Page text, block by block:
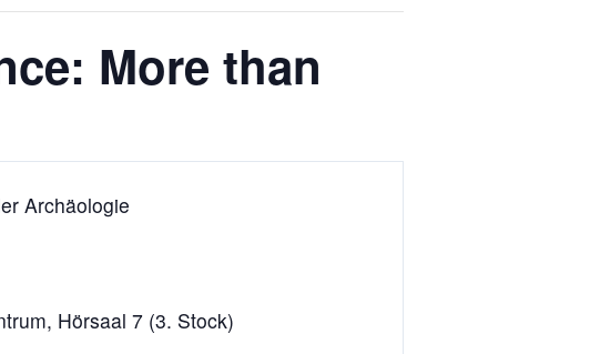
More than
Archäologie
Hörsaal 7 (3. Stock)